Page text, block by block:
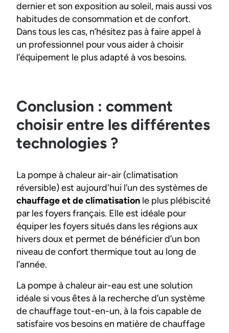
dernier et son exposition au soleil, mais aussi vos
habitudes de consommation et de confort.
Dans tous les cas, n’hésitez pas à faire appel à
un professionnel pour vous aider à choisir
l’équipement le plus adapté à vos besoins.
Conclusion : comment
choisir entre les différentes
technologies ?
La pompe à chaleur air-air (climatisation
réversible) est aujourd'hui l’un des systèmes de
chauffage et de climatisation le plus plébiscité
par les foyers français. Elle est idéale pour
équiper les foyers situés dans les régions aux
hivers doux et permet de bénéficier d’un bon
niveau de confort thermique tout au long de
l’année.
La pompe à chaleur air-eau est une solution
idéale si vous êtes à la recherche d’un système
de chauffage tout-en-un, à la fois capable de
satisfaire vos besoins en matière de chauffage